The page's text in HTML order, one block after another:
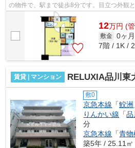
の物件で、駅まで徒歩8分です。目立つ外観
デザイナーズ。ご利用可能な駅が2つあ...
12万円 (
敷金 0ヶ月
7階 / 1K /
賃貸 | マンション RELUXIA品川東
敷0
京急本線 「鮫洲
りんかい線 「品
分
京急本線 「青
築5年 / 25.11㎡